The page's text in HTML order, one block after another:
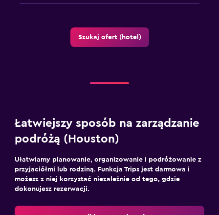
Szukaj ofert (hotel)
Łatwiejszy sposób na zarządzanie
podróżą (Houston)
Ułatwiamy planowanie, organizowanie i podróżowanie z
przyjaciółmi lub rodziną. Funkcja Trips jest darmowa i
możesz z niej korzystać niezależnie od tego, gdzie
dokonujesz rezerwacji.